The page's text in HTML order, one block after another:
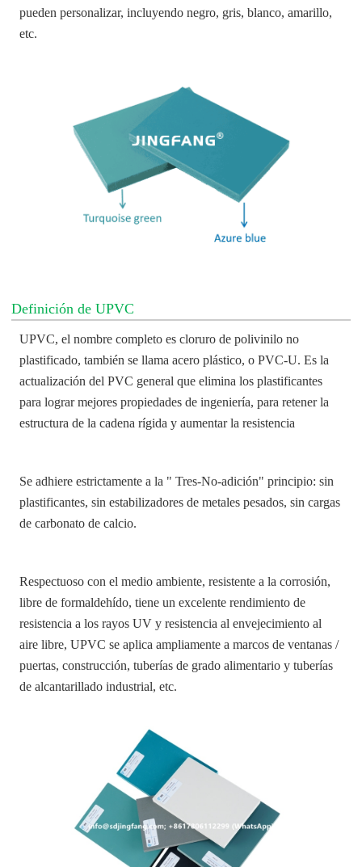
pueden personalizar, incluyendo negro, gris, blanco, amarillo,
etc.
Definición de UPVC
UPVC, el nombre completo es cloruro de polivinilo no
plastificado, también se llama acero plástico, o PVC-U. Es la
actualización del PVC general que elimina los plastificantes
para lograr mejores propiedades de ingeniería, para retener la
estructura de la cadena rígida y aumentar la resistencia
Se adhiere estrictamente a la " Tres-No-adición" principio: sin
plastificantes, sin estabilizadores de metales pesados, sin cargas
de carbonato de calcio.
Respectuoso con el medio ambiente, resistente a la corrosión,
libre de formaldehído, tiene un excelente rendimiento de
resistencia a los rayos UV y resistencia al envejecimiento al
aire libre, UPVC se aplica ampliamente a marcos de ventanas /
puertas, construcción, tuberías de grado alimentario y tuberías
de alcantarillado industrial, etc.